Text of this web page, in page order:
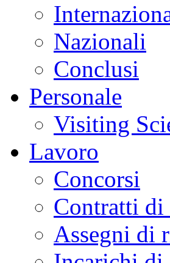
Nazionali
Conclusi
Personale
Visiting
Lavoro
Concorsi
Contratti di
Assegni di